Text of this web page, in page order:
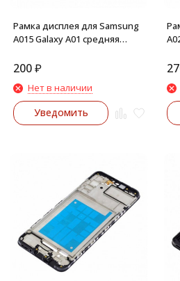
Рамка дисплея для Samsung
A015 Galaxy A01 средняя
200₽
Нет в наличии
Уведомить